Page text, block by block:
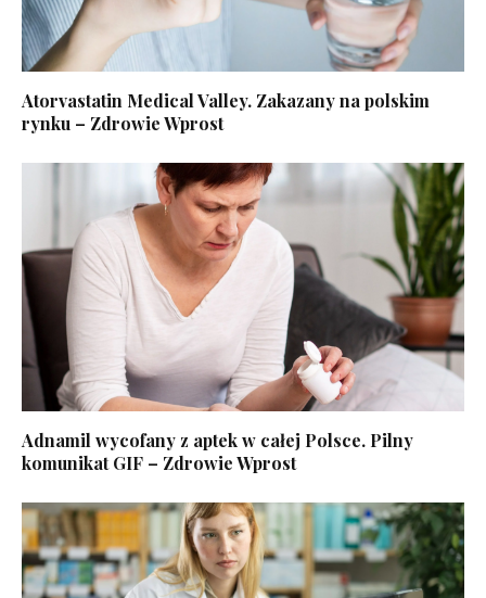
Atorvastatin Medical Valley. Zakazany na polskim
rynku – Zdrowie Wprost
Adnamil wycofany z aptek w całej Polsce. Pilny
komunikat GIF – Zdrowie Wprost